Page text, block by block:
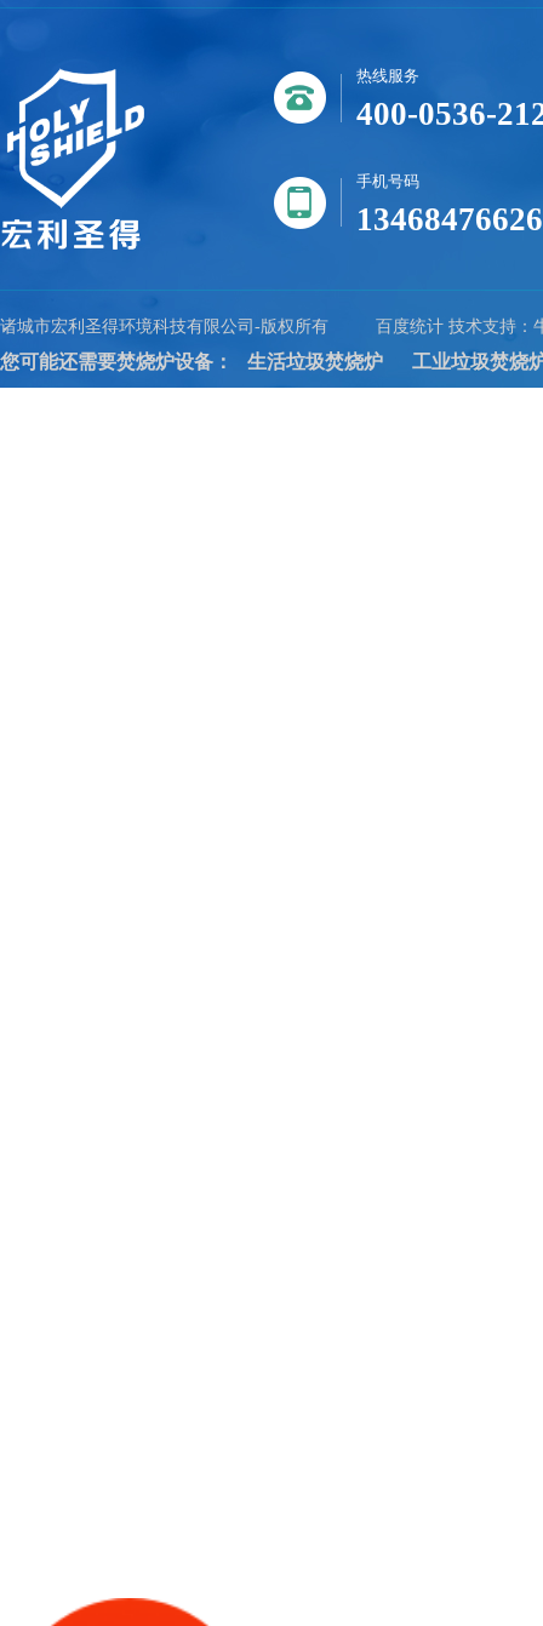
热线服务
400-0536-
手机号码
13468476626
诸城市宏利圣得环境科技有限公司-版权所有 百度统计 技术支持：
您可能还需要焚烧炉设备： 生活垃圾焚烧炉 工业垃圾焚烧